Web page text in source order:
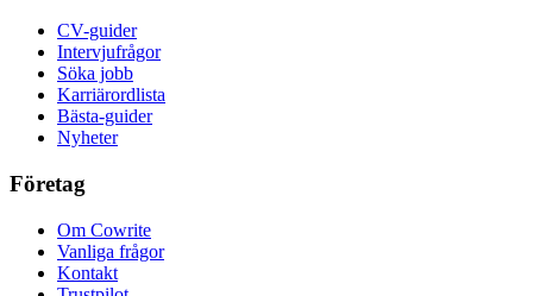
CV-guider
Intervjufrågor
Söka jobb
Karriärordlista
Bästa-guider
Nyheter
Företag
Om Cowrite
Vanliga frågor
Kontakt